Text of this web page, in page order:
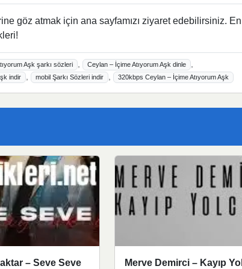
göz atmak için ana sayfamızı ziyaret edebilirsiniz. En
Aşk şarkı sözleri , Ceylan – İçime Atıyorum Aşk dinle ,
indir , mobil Şarkı Sözleri indir , 320kbps Ceylan – İçime Atıyorum Aşk
– Seve Seve
Merve Demirci – Kayıp